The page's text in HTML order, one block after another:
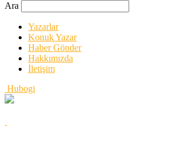
Ara
Yazarlar
Konuk Yazar
Haber Gönder
Hakkımızda
İletişim
Hubogi